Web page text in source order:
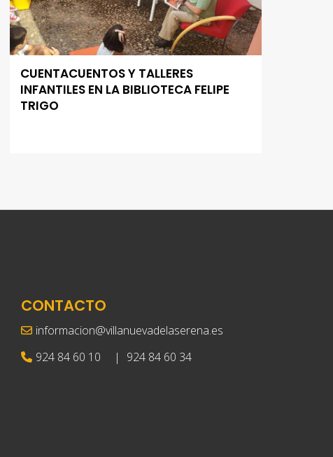
CUENTACUENTOS Y TALLERES
INFANTILES EN LA BIBLIOTECA FELIPE
TRIGO
CONTACTO
informacion@villanuevadelaserena.es
924 84 60 10
| 924 84 60 34